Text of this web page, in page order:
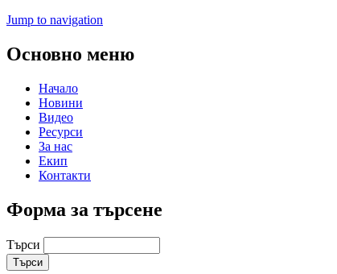
Jump to navigation
Основно меню
Начало
Новини
Видео
Ресурси
За нас
Екип
Контакти
Форма за търсене
Търси